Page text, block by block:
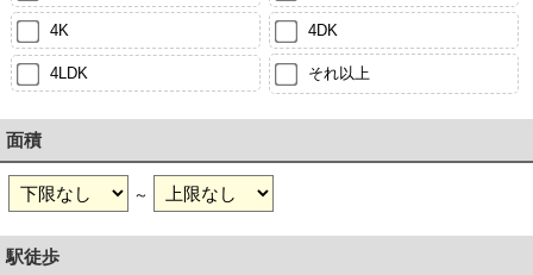
4K 4DK
4LDK それ以上
面積
～
駅徒歩